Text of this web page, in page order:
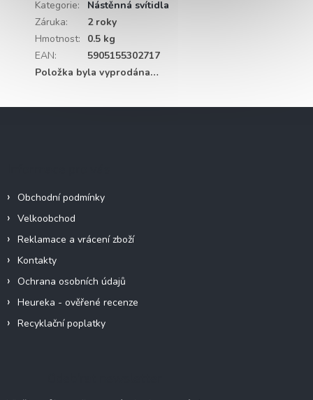
Kategorie:
Nástěnná svítidla
Záruka:
2 roky
Hmotnost:
0.5 kg
EAN:
5905155302717
Položka byla vyprodána…
Obchodní podmínky
Velkoobchod
Reklamace a vrácení zboží
Kontakty
Ochrana osobních údajů
Heureka - ověřené recenze
Recyklační poplatky